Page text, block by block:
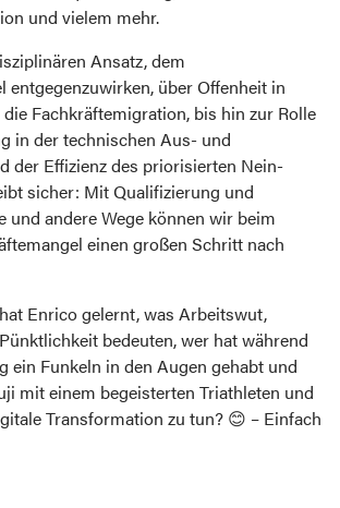
und vielem mehr.
Ansatz, dem
entgegenzuwirken, über Offenheit in
Fachkräftemigration, bis hin zur Rolle
in der technischen Aus- und
der Effizienz des priorisierten Nein-
sicher: Mit Qualifizierung und
und andere Wege können wir beim
einen großen Schritt nach
Enrico gelernt, was Arbeitswut,
bedeuten, wer hat während
ein Funkeln in den Augen gehabt und
mit einem begeisterten Triathleten und
Transformation zu tun? 😊 – Einfach